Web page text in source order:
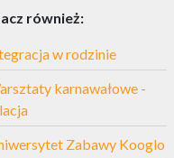
również:
w rodzinie
karnawałowe -
Zabawy Kooglo